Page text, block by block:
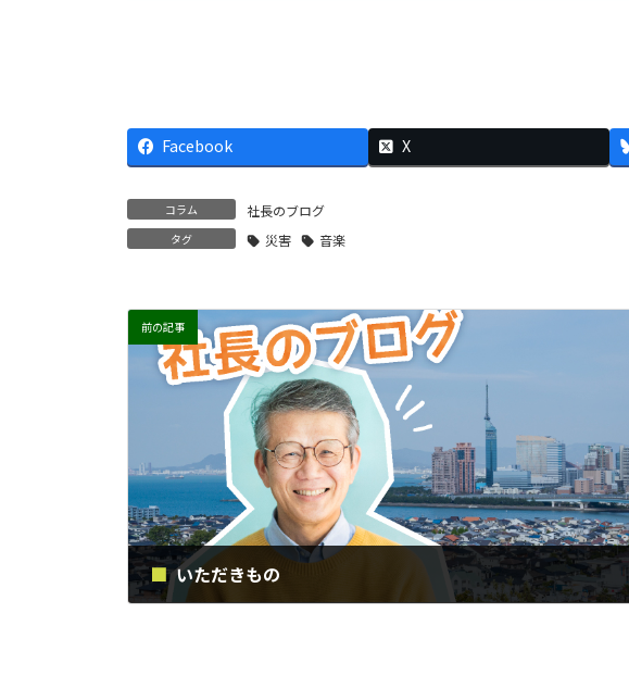
Facebook X
コラム 社長のブログ
タグ 災害 音楽
前の記事
いただきもの